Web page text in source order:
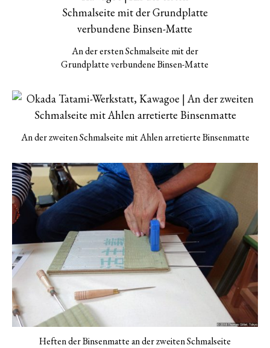
An der ersten Schmalseite mit der
Grundplatte verbundene Binsen-Matte
An der zweiten Schmalseite mit Ahlen arretierte Binsenmatte
Heften der Binsenmatte an der zweiten Schmalseite